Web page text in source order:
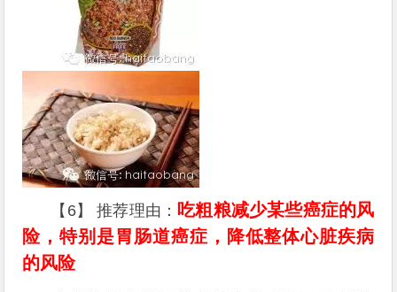
【6】 推荐理由：吃粗粮减少某些癌症的风
险，特别是胃肠道癌症，降低整体心脏疾病
的风险